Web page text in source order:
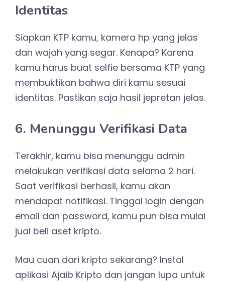
Identitas
Siapkan KTP kamu, kamera hp yang jelas
dan wajah yang segar. Kenapa? Karena
kamu harus buat selfie bersama KTP yang
membuktikan bahwa diri kamu sesuai
identitas. Pastikan saja hasil jepretan jelas.
6. Menunggu Verifikasi Data
Terakhir, kamu bisa menunggu admin
melakukan verifikasi data selama 2 hari.
Saat verifikasi berhasil, kamu akan
mendapat notifikasi. Tinggal login dengan
email dan password, kamu pun bisa mulai
jual beli aset kripto.
Mau cuan dari kripto sekarang? Instal
aplikasi Ajaib Kripto dan jangan lupa untuk